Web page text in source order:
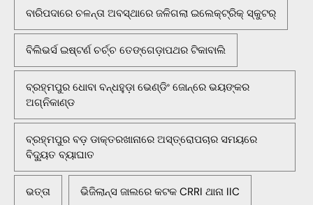
ବାରିପଦାରେ ଚଳନ୍ତା ଅବସ୍ଥାରେ ଜଳିଗଲା ଇଲେକ୍ଟ୍ରିକ୍ ସ୍କୁଟର୍
ବିଲିଭର୍ସ ଇଷ୍ଟର୍ଣ ଚର୍ଚ୍ଚ ତେଙ୍ଗେଡ଼ାପଥର ଟିକାବାଲି
ବ୍ରହ୍ମପୁର ଧୋବା ବନ୍ଧହୁଡ଼ା ଭେଣ୍ଡିଂ ଜୋନ୍‌ରେ ଭୟଙ୍କର
ଅଗ୍ନିକାଣ୍ଡ
ବ୍ରହ୍ମପୁର ବଡ଼ ଡାକ୍ତରଖାନାରେ ଅସ୍ତ୍ରୋପଚାର ସମୟରେ
ବିଦ୍ୟୁତ ବ୍ୟାଘାତ
ଭତ୍ତା ଭିଜିଲାନ୍ସ ଜାଲରେ କଟକ CRRI ଥାନା IIC